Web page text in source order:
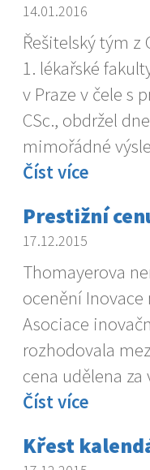
14.01.2016
Řešitelský tým z
1. lékařské
v Praze v čele s
CSc., obdržel
mimořádné
Číst více
Prestižní
17.12.2015
Thomayerova
ocenění
Asociace
rozhodovala
cena udělena za
Číst více
Křest